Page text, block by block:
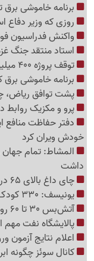
برنامه خاموشی برق تهران فردا 17
روزی که وزیر دفاع
واکنش فدراسیون
استاد منتقد جنگ
توقف پروژه 400 میلیون دلاری ترامپ در کاخ سفید با حکم دادگاه
برنامه خاموشی برق
پشت توافق ریاض،
پرو و مکزیک روابط
دفتر حفاظت منافع
خودش ویران کرد
المشاط: تمام
داشت
چای داغ بالای 65 درجه خطر سرطان مری را افزایش می‌دهد
یونیسف: 330 کودک قربانی شیوع ابولا در کنگو شدند
آتش‌بس 30 تا 60 روزه
پالایشگاه نفت
اعلام نتایج آزمون
کانال سوئز چگونه